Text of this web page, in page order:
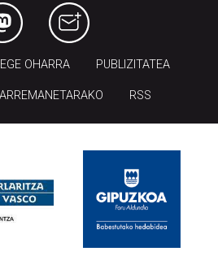
OHARRA PUBLIZITATEA
RSS